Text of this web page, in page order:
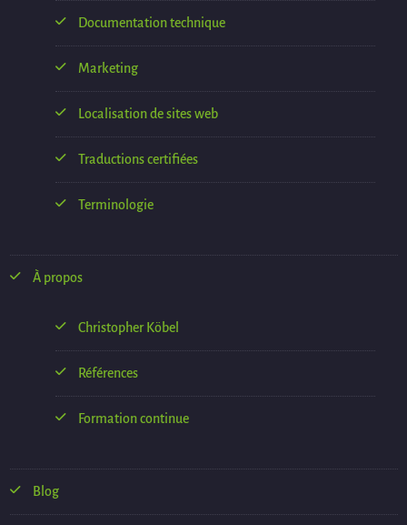
Documentation technique
Marketing
Localisation de sites web
Traductions certifiées
Terminologie
À propos
Christopher Köbel
Références
Formation continue
Blog